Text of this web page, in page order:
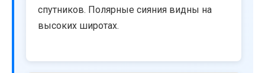
спутников. Полярные сияния видны на
высоких широтах.